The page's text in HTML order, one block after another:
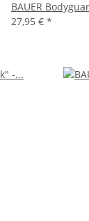
BAUER
27,95 € *